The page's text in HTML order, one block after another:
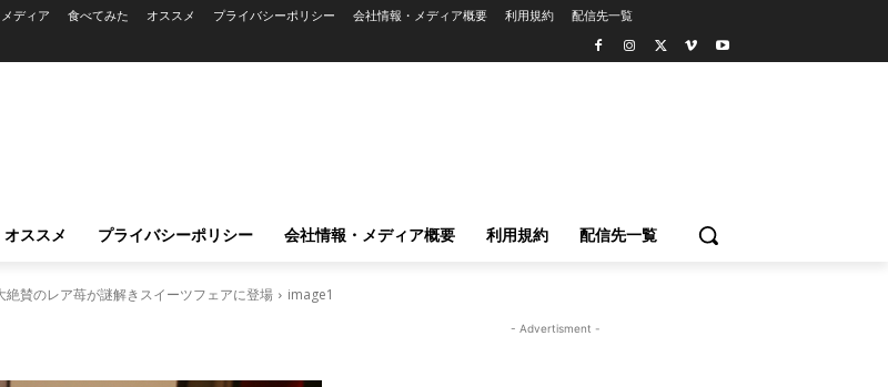
メディア 食べてみた オススメ プライバシーポリシー 会社情報・メディア概要 利用規約 配信先一覧
オススメ プライバシーポリシー 会社情報・メディア概要 利用規約 配信先一覧
賛のレア苺が謎解きスイーツフェアに登場 image1
- Advertisment -